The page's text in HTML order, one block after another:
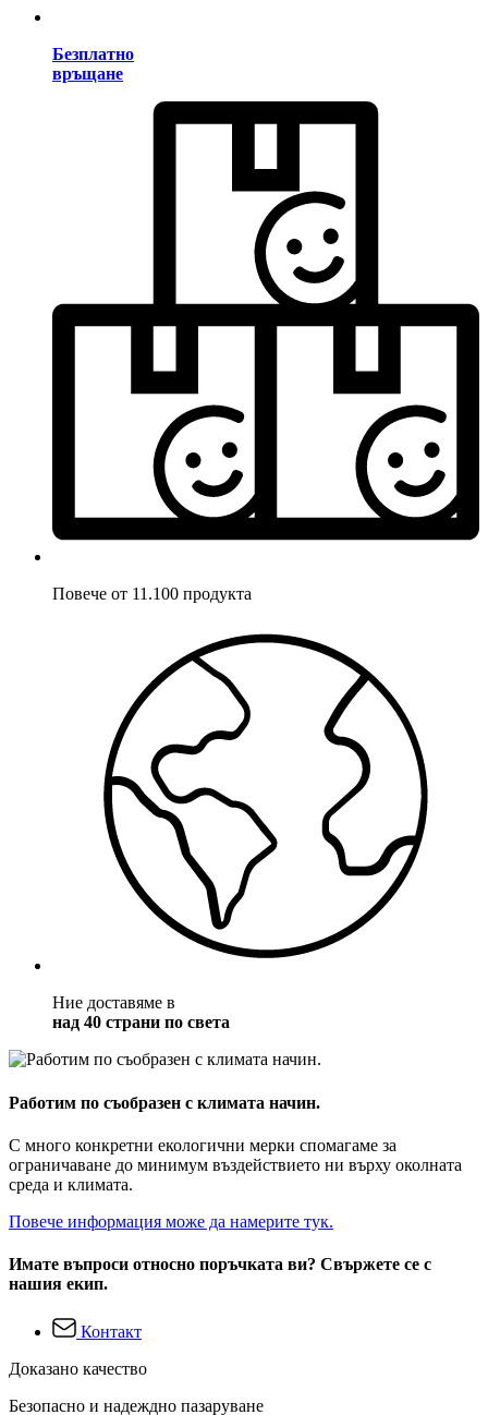
Безплатно
връщане
Повече от 11.100 продукта
Ние доставяме в
над 40 страни по света
Работим по съобразен с климата начин.
С много конкретни екологични мерки спомагаме за
ограничаване до минимум въздействието ни върху околната
среда и климата.
Повече информация може да намерите тук.
Имате въпроси относно поръчката ви? Свържете се с
нашия екип.
Контакт
Доказано качество
Безопасно и надеждно пазаруване